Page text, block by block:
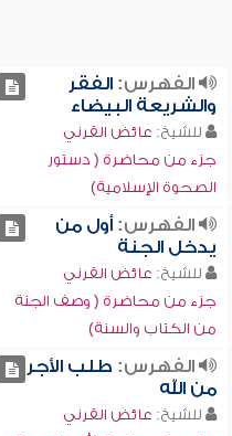
الفهرس:الفقر
والشريعة البيضاء
للشيخ: عائض القرني
جزء من محاضرة ( دستور
الصحوة الإسلامية)
الفهرس:أول من
يدخل الجنة
للشيخ: عائض القرني
جزء من محاضرة ( وصف الجنة
من الكتاب والسنة)
الفهرس: طلب الأجر
من الله
للشيخ: عائض القرني